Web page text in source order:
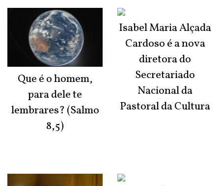
Que é o homem,
para dele te
lembrares? (Salmo
8,5)
Isabel Maria Alçada
Cardoso é a nova
diretora do
Secretariado
Nacional da
Pastoral da Cultura